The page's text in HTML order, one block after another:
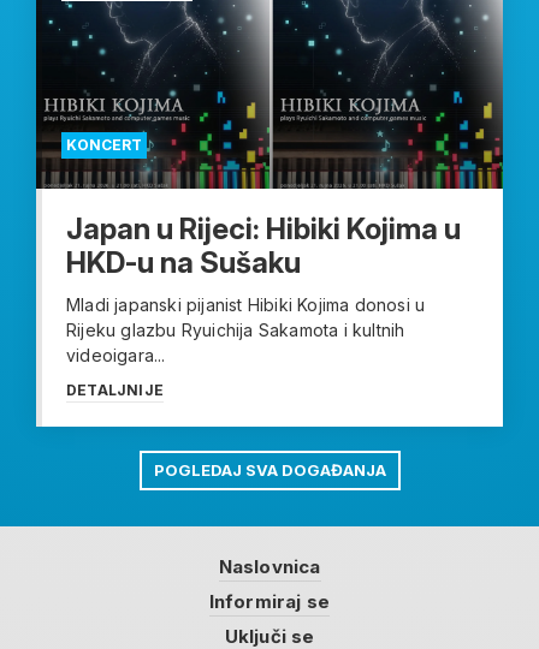
KONCERT
Japan u Rijeci: Hibiki Kojima u
HKD-u na Sušaku
Mladi japanski pijanist Hibiki Kojima donosi u
Rijeku glazbu Ryuichija Sakamota i kultnih
videoigara...
DETALJNIJE
POGLEDAJ SVA DOGAĐANJA
Naslovnica
Informiraj se
Uključi se